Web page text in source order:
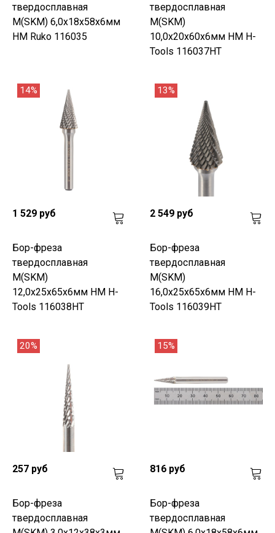
твердосплавная
M(SKM) 6,0x18x58x6мм
HM Ruko 116035
твердосплавная
M(SKM)
10,0x20x60x6мм HM H-
Tools 116037HT
14%
1 529 руб
Бор-фреза
твердосплавная
M(SKM)
12,0x25x65x6мм HM H-
Tools 116038HT
13%
2 549 руб
Бор-фреза
твердосплавная
M(SKM)
16,0x25x65x6мм HM H-
Tools 116039HT
20%
257 руб
Бор-фреза
твердосплавная
15%
816 руб
Бор-фреза
твердосплавная